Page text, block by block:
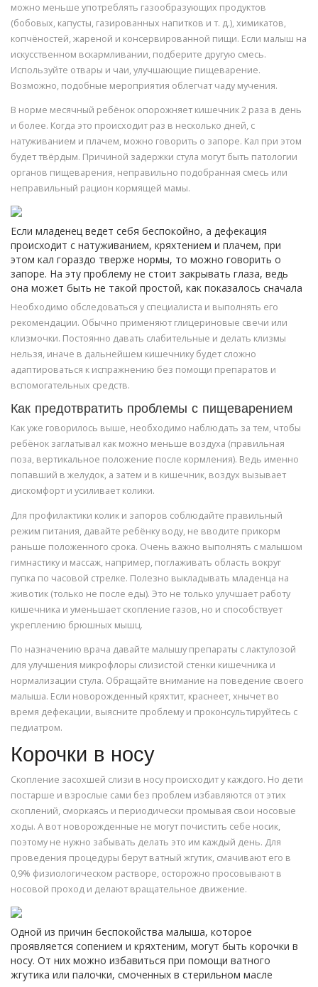
можно меньше употреблять газообразующих продуктов
(бобовых, капусты, газированных напитков и т. д.), химикатов,
копчёностей, жареной и консервированной пищи. Если малыш на
искусственном вскармливании, подберите другую смесь.
Используйте отвары и чаи, улучшающие пищеварение.
Возможно, подобные мероприятия облегчат чаду мучения.
В норме месячный ребёнок опорожняет кишечник 2 раза в день
и более. Когда это происходит раз в несколько дней, с
натуживанием и плачем, можно говорить о запоре. Кал при этом
будет твёрдым. Причиной задержки стула могут быть патологии
органов пищеварения, неправильно подобранная смесь или
неправильный рацион кормящей мамы.
Если младенец ведет себя беспокойно, а дефекация
происходит с натуживанием, кряхтением и плачем, при
этом кал гораздо тверже нормы, то можно говорить о
запоре. На эту проблему не стоит закрывать глаза, ведь
она может быть не такой простой, как показалось сначала
Необходимо обследоваться у специалиста и выполнять его
рекомендации. Обычно применяют глицериновые свечи или
клизмочки. Постоянно давать слабительные и делать клизмы
нельзя, иначе в дальнейшем кишечнику будет сложно
адаптироваться к испражнению без помощи препаратов и
вспомогательных средств.
Как предотвратить проблемы с пищеварением
Как уже говорилось выше, необходимо наблюдать за тем, чтобы
ребёнок заглатывал как можно меньше воздуха (правильная
поза, вертикальное положение после кормления). Ведь именно
попавший в желудок, а затем и в кишечник, воздух вызывает
дискомфорт и усиливает колики.
Для профилактики колик и запоров соблюдайте правильный
режим питания, давайте ребёнку воду, не вводите прикорм
раньше положенного срока. Очень важно выполнять с малышом
гимнастику и массаж, например, поглаживать область вокруг
пупка по часовой стрелке. Полезно выкладывать младенца на
животик (только не после еды). Это не только улучшает работу
кишечника и уменьшает скопление газов, но и способствует
укреплению брюшных мышц.
По назначению врача давайте малышу препараты с лактулозой
для улучшения микрофлоры слизистой стенки кишечника и
нормализации стула. Обращайте внимание на поведение своего
малыша. Если новорожденный кряхтит, краснеет, хнычет во
время дефекации, выясните проблему и проконсультируйтесь с
педиатром.
Корочки в носу
Скопление засохшей слизи в носу происходит у каждого. Но дети
постарше и взрослые сами без проблем избавляются от этих
скоплений, сморкаясь и периодически промывая свои носовые
ходы. А вот новорожденные не могут почистить себе носик,
поэтому не нужно забывать делать это им каждый день. Для
проведения процедуры берут ватный жгутик, смачивают его в
0,9% физиологическом растворе, осторожно просовывают в
носовой проход и делают вращательное движение.
Одной из причин беспокойства малыша, которое
проявляется сопением и кряхтеним, могут быть корочки в
носу. От них можно избавиться при помощи ватного
жгутика или палочки, смоченных в стерильном масле